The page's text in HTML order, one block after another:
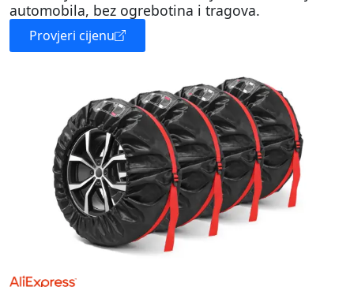
automobila, bez ogrebotina i tragova.
Provjeri cijenu